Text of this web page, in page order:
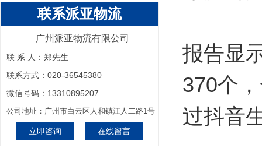
联系派亚物流
广州派亚物流有限公司
联 系 人：郑先生
联系方式：020-36545380
微信号码：13310895207
公司地址：广州市白云区人和镇江人二路1号
立即咨询 在线留言
报告显
370个
过抖音